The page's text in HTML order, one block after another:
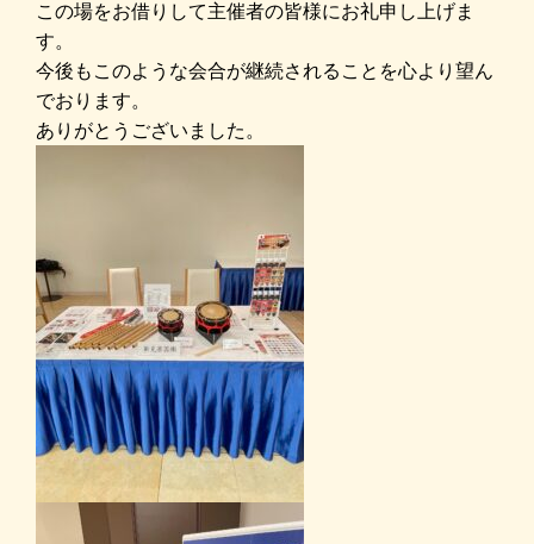
この場をお借りして主催者の皆様にお礼申し上げま
す。
今後もこのような会合が継続されることを心より望ん
でおります。
ありがとうございました。